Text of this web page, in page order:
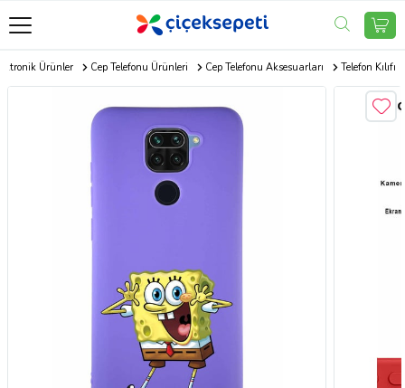
Ürünler Cep Telefonu Ürünleri Cep Telefonu Aksesuarları Telefon Kılıfı